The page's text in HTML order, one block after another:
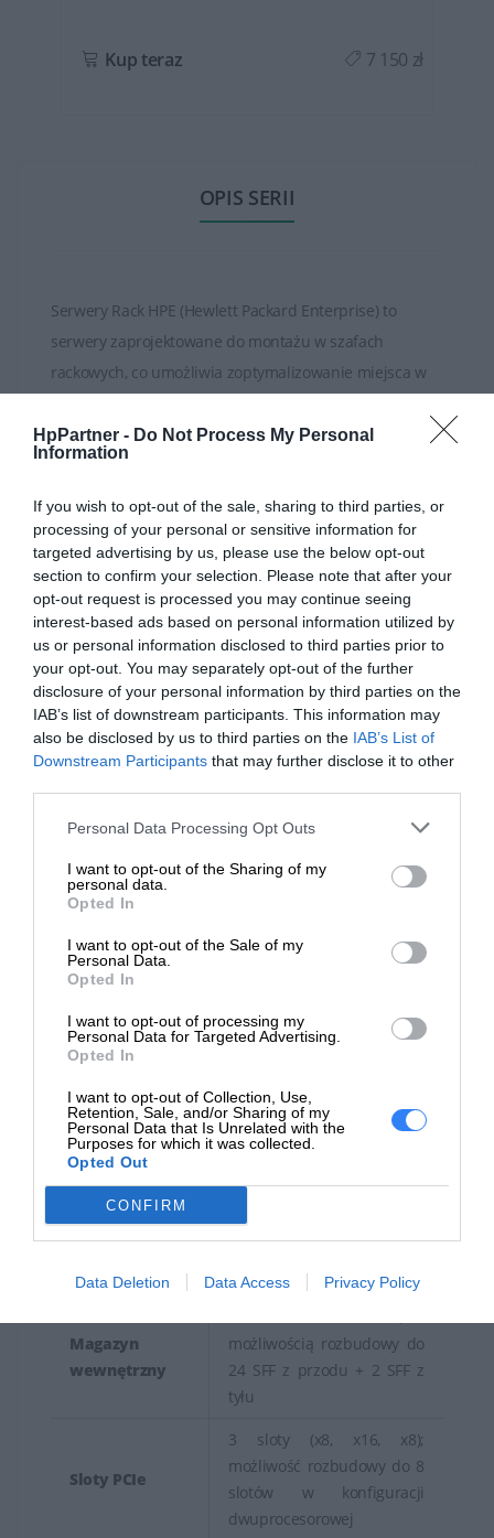
HpPartner - Do Not Process My Personal
Information
If you wish to opt-out of the sale, sharing to third parties, or
processing of your personal or sensitive information for
targeted advertising by us, please use the below opt-out
section to confirm your selection. Please note that after your
opt-out request is processed you may continue seeing
interest-based ads based on personal information utilized by
us or personal information disclosed to third parties prior to
your opt-out. You may separately opt-out of the further
disclosure of your personal information by third parties on the
IAB’s list of downstream participants. This information may
also be disclosed by us to third parties on the IAB’s List of
Downstream Participants that may further disclose it to other
Personal Data Processing Opt Outs
I want to opt-out of the Sharing of my
personal data.
Opted In
I want to opt-out of the Sale of my
Personal Data.
Opted In
I want to opt-out of processing my
Personal Data for Targeted Advertising.
Opted In
I want to opt-out of Collection, Use,
Retention, Sale, and/or Sharing of my
Personal Data that Is Unrelated with the
Purposes for which it was collected.
Opted Out
CONFIRM
Data Deletion Data Access Privacy Policy
Kup teraz 7 150 zł
OPIS SERII
Serwery Rack HPE (Hewlett Packard Enterprise) to
serwery zaprojektowane do montażu w szafach
rackowych, co umożliwia zoptymalizowanie miejsca w
profesjonalnych środowiskach IT.
serwery tower zamienialne na serwer rackowy, serwery
blade oraz serwery standardowe, które różnią się
rozmiarem, wydajnością, skalowalnością i funkcjami,
aby sprostać różnym potrzebom biznesowym.
Serwery Rack HPE są wyposażone w zaawansowane
procesory, dużą ilość pamięci RAM oraz inne
komponenty, co zapewnia wysoką wydajność
obliczeniową. Są one zdolne obsłużyć zróżnicowane
wbudowane funkcje redundantności, co zapewnia
kontynuację działania w przypadku awarii komponentu,
co z kolei gwarantuje ciągłość usług i minimalizuje
przestoje.
Serwery Rack HPE oferują funkcje zabezpieczeń i
zgodności, które chronią dane przed
nieautoryzowanym dostępem oraz spełniają
wymagania regulacyjne i compliance'owe.
Serwery Rack HPE są kluczowym elementem
infrastruktury IT dla firm i organizacji, szczególnie tych,
które potrzebują dużych zasobów obliczeniowych i
oraz możliwość integracji z infrastrukturą szaf
rackowych sprawiają, że są one popularnym
rozwiązaniem w profesjonalnych środowiskach IT.
ROZWIŃ PEŁEN OPIS
SPECYFIKACJA
(2.8G/16C) 4x32G NS204i-
2x10G-T Smart Choice
Procesor
Intel Xeon Silver 6526Y (16
Liczba
procesorów
1 (z możliwością
Pamięć 4x32 GB DDR5, 5600 MT/s
Karta sieciowa
Broadcom BCM57416
Kontroler
magazynu
NS204 (2x480G M.2),
obsługuje RAID 0, 1, 10
Magazyn
wewnętrzny
możliwością rozbudowy do
24 SFF z przodu + 2 SFF z
tyłu
Sloty PCIe
3 sloty (x8, x16, x8);
możliwość rozbudowy do 8
slotów w konfiguracji
dwuprocesorowej